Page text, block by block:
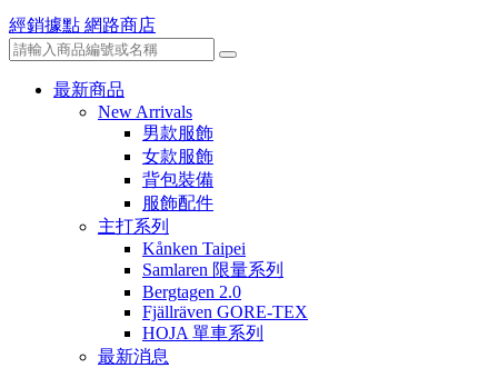
經銷據點 網路商店
最新商品
New Arrivals
男款服飾
女款服飾
背包裝備
服飾配件
主打系列
Kånken Taipei
Samlaren 限量系列
Bergtagen 2.0
Fjällräven GORE-TEX
HOJA 單車系列
最新消息